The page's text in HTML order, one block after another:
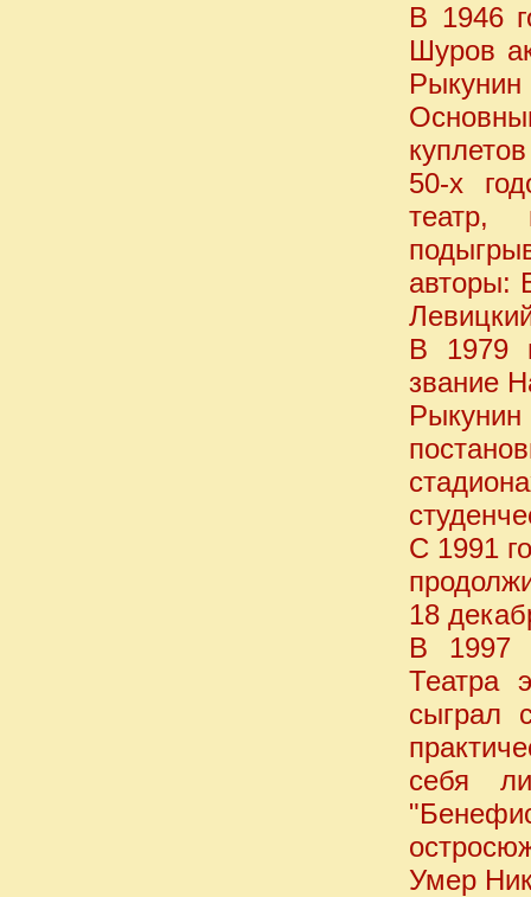
В 1946
Шуров
Рыкунин
50-х
театр,
авторы:
В 1979
звание
С 1991
18
В 1997
Театра
сыграл
себя
Умер